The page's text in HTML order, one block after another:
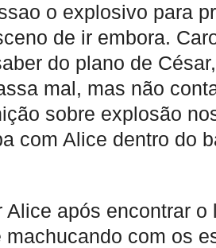
o explosivo para
de ir embora.
do plano de
mal, mas não
sobre explosão
com Alice dentro do
após encontrar o
com os